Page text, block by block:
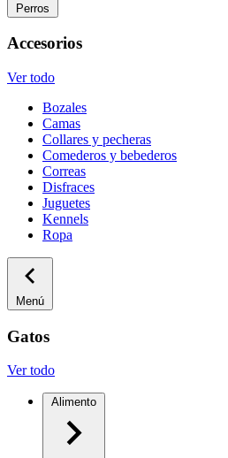
Perros
Accesorios
Ver todo
Bozales
Camas
Collares y pecheras
Comederos y bebederos
Correas
Disfraces
Juguetes
Kennels
Ropa
Menú
Gatos
Ver todo
Alimento